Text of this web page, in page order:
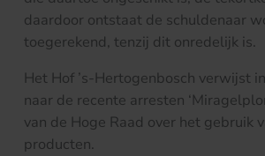
daardoor ontstaat de schuldenaar
toegerekend, tenzij dit onredelijk is.
Het Hof ’s-Hertogenbosch verwijst
naar de recente arresten
van de Hoge Raad over het gebruik
producten.